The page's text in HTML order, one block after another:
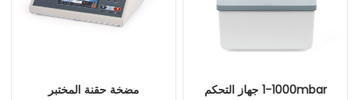
مضخة حقنة المختبر
1-1000mbar جهاز التحكم